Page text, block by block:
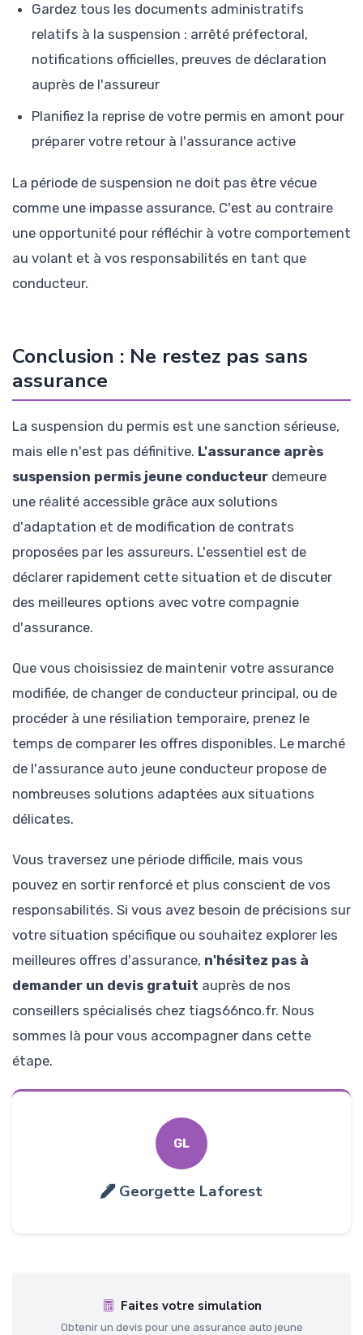
Gardez tous les documents administratifs
relatifs à la suspension : arrêté préfectoral,
notifications officielles, preuves de déclaration
auprès de l'assureur
Planifiez la reprise de votre permis en amont pour
préparer votre retour à l'assurance active
La période de suspension ne doit pas être vécue
comme une impasse assurance. C'est au contraire
une opportunité pour réfléchir à votre comportement
au volant et à vos responsabilités en tant que
conducteur.
Conclusion : Ne restez pas sans
assurance
La suspension du permis est une sanction sérieuse,
mais elle n'est pas définitive. L'assurance après
suspension permis jeune conducteur demeure
une réalité accessible grâce aux solutions
d'adaptation et de modification de contrats
proposées par les assureurs. L'essentiel est de
déclarer rapidement cette situation et de discuter
des meilleures options avec votre compagnie
d'assurance.
Que vous choisissiez de maintenir votre assurance
modifiée, de changer de conducteur principal, ou de
procéder à une résiliation temporaire, prenez le
temps de comparer les offres disponibles. Le marché
de l'assurance auto jeune conducteur propose de
nombreuses solutions adaptées aux situations
délicates.
Vous traversez une période difficile, mais vous
pouvez en sortir renforcé et plus conscient de vos
responsabilités. Si vous avez besoin de précisions sur
votre situation spécifique ou souhaitez explorer les
meilleures offres d'assurance, n'hésitez pas à
demander un devis gratuit auprès de nos
conseillers spécialisés chez tiags66nco.fr. Nous
sommes là pour vous accompagner dans cette
étape.
GL
Georgette Laforest
Faites votre simulation
Obtenir un devis pour une assurance auto jeune